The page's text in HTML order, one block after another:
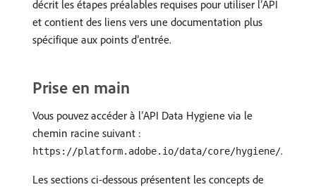
décrit les étapes préalables requises pour utiliser l’API
et contient des liens vers une documentation plus
spécifique aux points d’entrée.
Prise en main
Vous pouvez accéder à l’API Data Hygiene via le
chemin racine suivant :
https://platform.adobe.io/data/core/hygiene/.
Les sections ci-dessous présentent les concepts de